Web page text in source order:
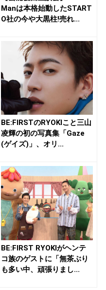
Manは本格始動したSTART
O社の今や大黒柱!売れ...
BE:FIRSTのRYOKIこと三山
凌輝の初の写真集「Gaze
(ゲイズ)」、オリ...
BE:FIRST RYOKIがヘンテ
コ族のゲストに「無茶ぶり
も多い中、頑張りまし...